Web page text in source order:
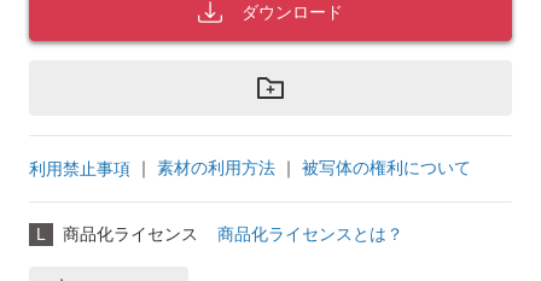
ダウンロード
利用禁止事項 ｜ 素材の利用方法 ｜ 被写体の権利について
L 商品化ライセンス 商品化ライセンスとは？